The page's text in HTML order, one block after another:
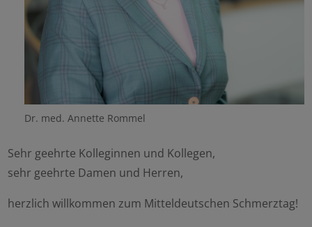
Dr. med. Annette Rommel
Sehr geehrte Kolleginnen und Kollegen,
sehr geehrte Damen und Herren,
herzlich willkommen zum Mitteldeutschen Schmerztag!